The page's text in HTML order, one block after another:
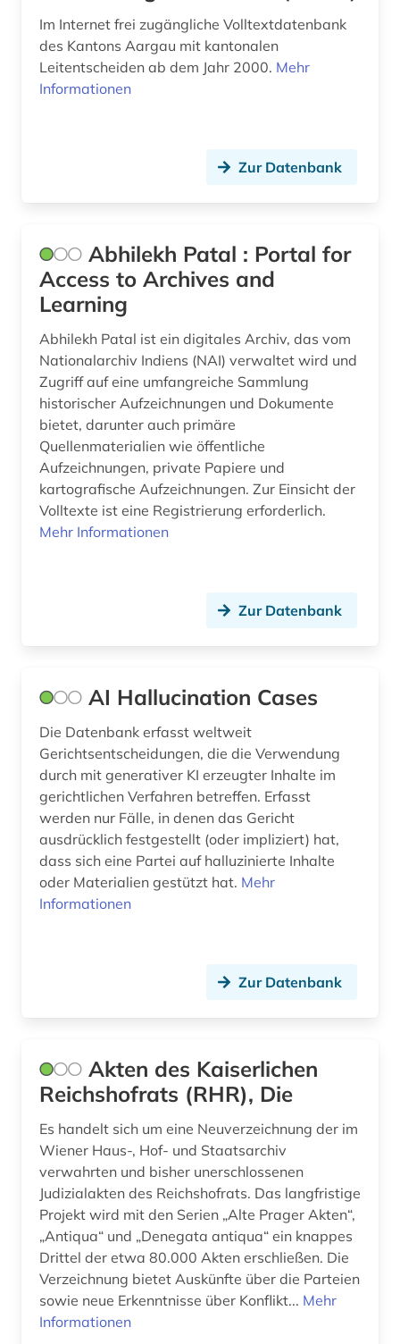
bayern. bayerisches staatsministerium für
wissenschaft und kunst (1)
behörde (1)
berlin (4)
berufsforschung (1)
besatzungsmacht (1)
bestand (1)
betriebswirtschaft (1)
bibliografie (5)
bibliographie (4)
bibliographische quellen (1)
bibliothek (2)
bildstock (1)
biographie (1)
bosnien und herzegowina (2)
brandenburg (2)
brandschutz (1)
brasilien (1)
bundesgericht (1)
bundesgerichtshof (2)
bundesgesetz (1)
bundesgesetzblatt (1)
bundesministerium (1)
bundespatentgericht (1)
bundesrecht (11)
Norwegen (2)
Oesterreich (15)
Roemisches Reich (3)
Russland, Sowjetunion (2)
Saarland (4)
Sachsen (4)
Sachsen-Anhalt (3)
Schleswig-Holstein (3)
Schweden (4)
Schweiz (33)
Slowakei (1)
Suedasien (3)
Thueringen (5)
Tschechische Republik (1)
Tuerkei (2)
USA (8)
Im Internet frei zugängliche Volltextdatenbank
des Kantons Aargau mit kantonalen
Leitentscheiden ab dem Jahr 2000. Mehr
Informationen
Zur Datenbank
Abhilekh Patal : Portal for
Access to Archives and
Learning
Abhilekh Patal ist ein digitales Archiv, das vom
Nationalarchiv Indiens (NAI) verwaltet wird und
Zugriff auf eine umfangreiche Sammlung
historischer Aufzeichnungen und Dokumente
bietet, darunter auch primäre
Quellenmaterialien wie öffentliche
Aufzeichnungen, private Papiere und
kartografische Aufzeichnungen. Zur Einsicht der
Volltexte ist eine Registrierung erforderlich.
Mehr Informationen
Zur Datenbank
AI Hallucination Cases
Die Datenbank erfasst weltweit
Gerichtsentscheidungen, die die Verwendung
durch mit generativer KI erzeugter Inhalte im
gerichtlichen Verfahren betreffen. Erfasst
werden nur Fälle, in denen das Gericht
ausdrücklich festgestellt (oder impliziert) hat,
dass sich eine Partei auf halluzinierte Inhalte
oder Materialien gestützt hat. Mehr
Informationen
Zur Datenbank
Akten des Kaiserlichen
Reichshofrats (RHR), Die
Es handelt sich um eine Neuverzeichnung der im
Wiener Haus-, Hof- und Staatsarchiv
verwahrten und bisher unerschlossenen
Judizialakten des Reichshofrats. Das langfristige
Projekt wird mit den Serien „Alte Prager Akten“,
„Antiqua“ und „Denegata antiqua“ ein knappes
Drittel der etwa 80.000 Akten erschließen. Die
Verzeichnung bietet Auskünfte über die Parteien
sowie neue Erkenntnisse über Konflikt... Mehr
Informationen